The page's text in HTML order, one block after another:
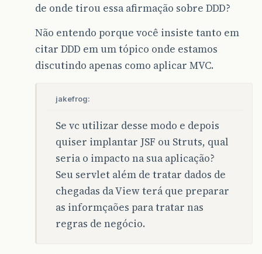
de onde tirou essa afirmação sobre DDD?
Não entendo porque você insiste tanto em
citar DDD em um tópico onde estamos
discutindo apenas como aplicar MVC.
jakefrog:
Se vc utilizar desse modo e depois
quiser implantar JSF ou Struts, qual
seria o impacto na sua aplicação?
Seu servlet além de tratar dados de
chegadas da View terá que preparar
as informçaões para tratar nas
regras de negócio.